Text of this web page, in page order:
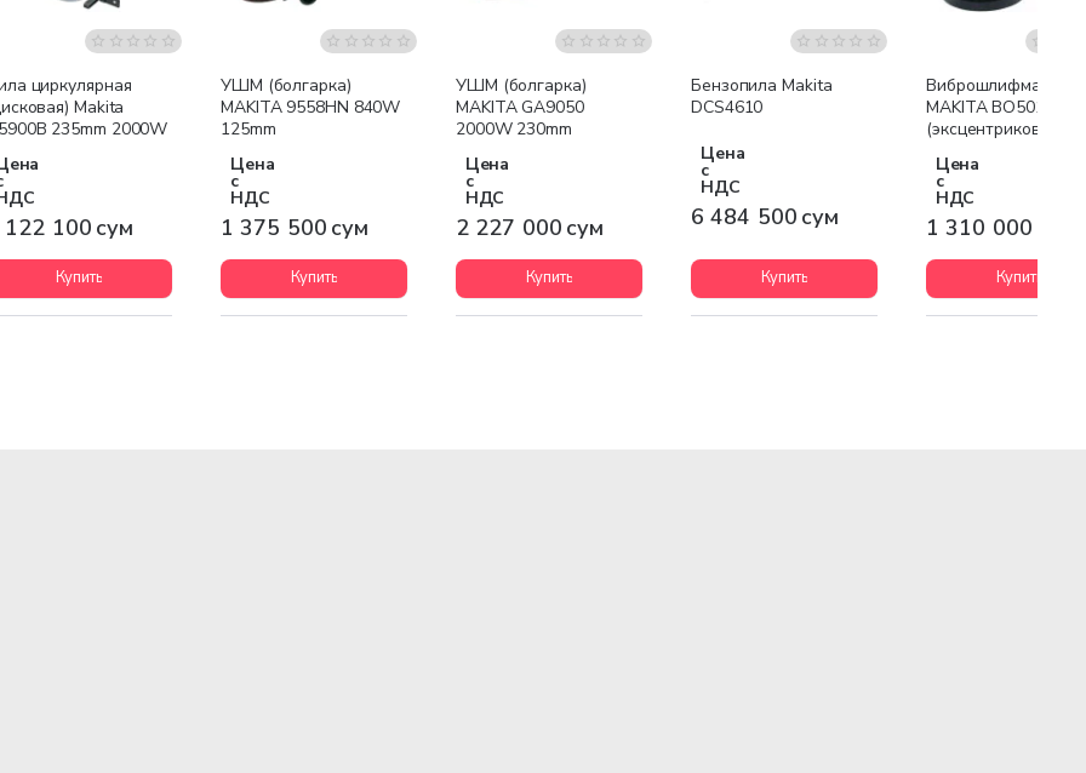
циркулярная
Makita
235mm 2000W
100 сум
Купить
Бесплатная доставка
УШМ (болгарка)
MAKITA 9558HN 840W
125mm
Цена
с
НДС
1 375 500 сум
Купить
Бесплатная доставка
УШМ (болгарка)
MAKITA GA9050
2000W 230mm
Цена
с
НДС
2 227 000 сум
Купить
Бесплатная доставка
Бензопила Makita
DCS4610
Цена
с
НДС
6 484 500 сум
Купить
Бесплатная доставка
Виброшлифмашина
MAKITA BO5010
(эксцентриковая)
Цена
с
НДС
1 310 000 сум
Купить